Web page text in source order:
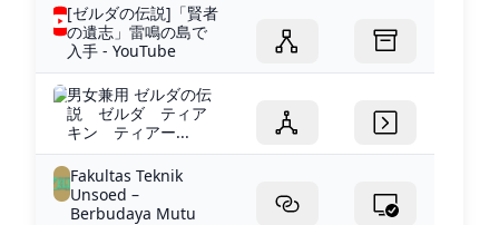
[ゼルダの伝説]「賢者
の遺志」雷鳴の島で
入手 - YouTube
男女兼用 ゼルダの伝
説 ゼルダ ティア
キン ティアー...
Fakultas Teknik
Unsoed –
Berbudaya Mutu